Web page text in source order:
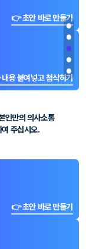
👉 초안 바로 만들기
용 붙여넣고 첨삭하기
인만의 의사소통
주십시오.
👉 초안 바로 만들기